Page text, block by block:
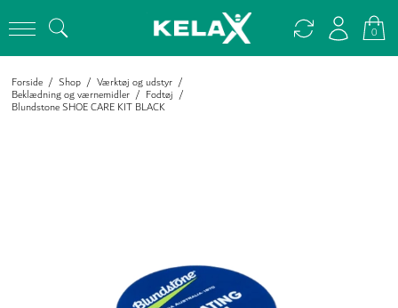
0
Forside / Shop / Værktøj og udstyr /
Beklædning og værnemidler / Fodtøj /
Blundstone SHOE CARE KIT BLACK